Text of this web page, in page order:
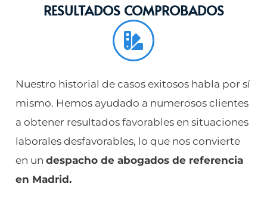
RESULTADOS COMPROBADOS
Nuestro historial de casos exitosos habla por sí
mismo. Hemos ayudado a numerosos clientes
a obtener resultados favorables en situaciones
laborales desfavorables, lo que nos convierte
en un despacho de abogados de referencia
en Madrid.